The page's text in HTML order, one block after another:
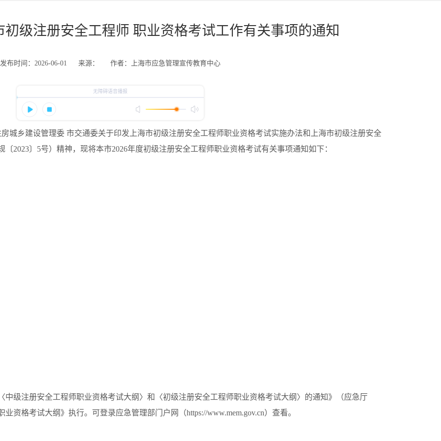
初级注册安全工程师 职业资格考试工作有关事项的通知
发布时间：2026-06-01 来源： 作者：上海市应急管理宣传教育中心
乡建设管理委 市交通委关于印发上海市初级注册安全工程师职业资格考试实施办法和上海市初级注册安全
2023〕5号）精神，现将本市2026年度初级注册安全工程师职业资格考试有关事项通知如下：
注册安全工程师职业资格考试大纲〉和〈初级注册安全工程师职业资格考试大纲〉的通知》（应急厅
资格考试大纲》执行。可登录应急管理部门户网（https://www.mem.gov.cn）查看。